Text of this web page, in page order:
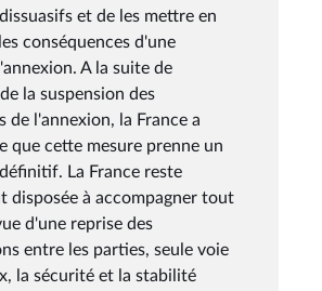
et de les mettre en
conséquences d'une
A la suite de
la suspension des
de l'annexion, la France a
que cette mesure prenne un
La France reste
disposée à accompagner tout
d'une reprise des
entre les parties, seule voie
la sécurité et la stabilité